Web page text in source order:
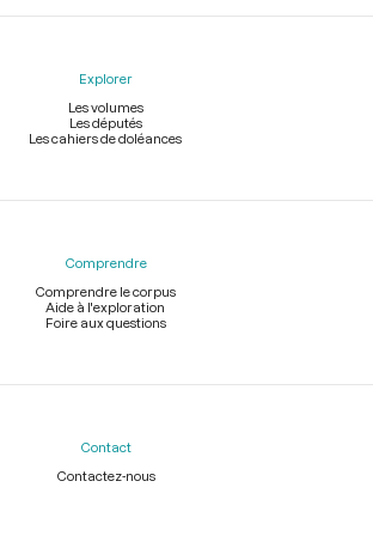
Explorer
Les volumes
Les députés
Les cahiers de doléances
Comprendre
Comprendre le corpus
Aide à l'exploration
Foire aux questions
Contact
Contactez-nous